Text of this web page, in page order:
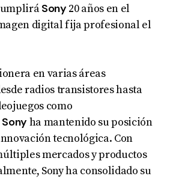
Sony 20 años en el
digital fija profesional el
en varias áreas
radios transistores hasta
como
Sony ha mantenido su posición
tecnológica. Con
mercados y productos
Sony ha consolidado su